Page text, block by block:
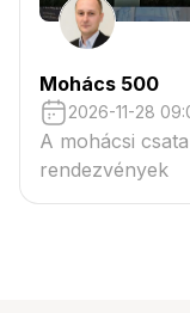
Mohács 500
2026-11-28
A mohácsi
rendezvények